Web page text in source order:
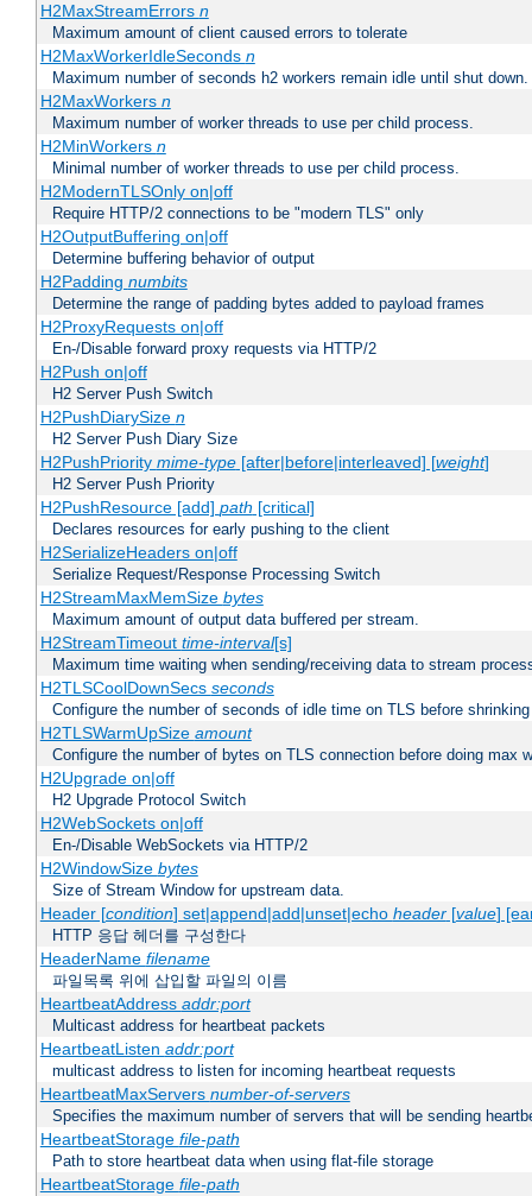
H2MaxStreamErrors n
Maximum amount of client caused errors to tolerate
H2MaxWorkerIdleSeconds n
Maximum number of seconds h2 workers remain idle until shut down.
H2MaxWorkers n
Maximum number of worker threads to use per child process.
H2MinWorkers n
Minimal number of worker threads to use per child process.
H2ModernTLSOnly on|off
Require HTTP/2 connections to be "modern TLS" only
H2OutputBuffering on|off
Determine buffering behavior of output
H2Padding numbits
Determine the range of padding bytes added to payload frames
H2ProxyRequests on|off
En-/Disable forward proxy requests via HTTP/2
H2Push on|off
H2 Server Push Switch
H2PushDiarySize n
H2 Server Push Diary Size
H2PushPriority mime-type[after|before|interleaved] [weight]
H2 Server Push Priority
H2PushResource [add] path [critical]
Declares resources for early pushing to the client
H2SerializeHeaders on|off
Serialize Request/Response Processing Switch
H2StreamMaxMemSize bytes
Maximum amount of output data buffered per stream.
H2StreamTimeout time-interval[s]
Maximum time waiting when sending/receiving data to stream
H2TLSCoolDownSecs seconds
Configure the number of seconds of idle time on TLS before
H2TLSWarmUpSize amount
Configure the number of bytes on TLS connection before doing max
H2Upgrade on|off
H2 Upgrade Protocol Switch
H2WebSockets on|off
En-/Disable WebSockets via HTTP/2
H2WindowSize bytes
Size of Stream Window for upstream data.
Header [condition] set|append|add|unset|echo header[value]
HTTP 응답 헤더를 구성한다
HeaderName filename
파일목록 위에 삽입할 파일의 이름
HeartbeatAddress addr:port
Multicast address for heartbeat packets
HeartbeatListen addr:port
multicast address to listen for incoming heartbeat requests
HeartbeatMaxServers number-of-servers
Specifies the maximum number of servers that will be sending
HeartbeatStorage file-path
Path to store heartbeat data when using flat-file storage
HeartbeatStorage file-path